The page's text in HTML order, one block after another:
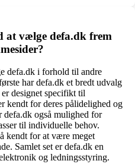
at vælge defa.dk frem
defa.dk i forhold til andre
har defa.dk et bredt udvalg
designet specifikt til
kendt for deres pålidelighed og
også mulighed for
til individuelle behov.
kendt for at være meget
Samlet set er defa.dk en
og ledningsstyring.